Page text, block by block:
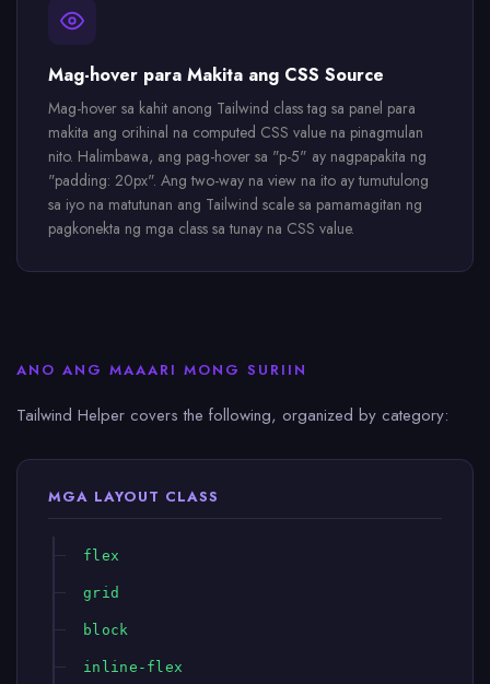
Mag-hover para Makita ang CSS Source
Mag-hover sa kahit anong Tailwind class tag sa panel para
makita ang orihinal na computed CSS value na pinagmulan
nito. Halimbawa, ang pag-hover sa "p-5" ay nagpapakita ng
"padding: 20px". Ang two-way na view na ito ay tumutulong
sa iyo na matutunan ang Tailwind scale sa pamamagitan ng
pagkonekta ng mga class sa tunay na CSS value.
ANO ANG MAAARI MONG SURIIN
Tailwind Helper covers the following, organized by category:
MGA LAYOUT CLASS
flex
grid
block
inline-flex